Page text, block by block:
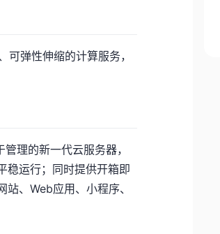
弹性伸缩的计算服务，
理的新一代云服务器，
稳运行；同时提供开箱即
、Web应用、小程序、